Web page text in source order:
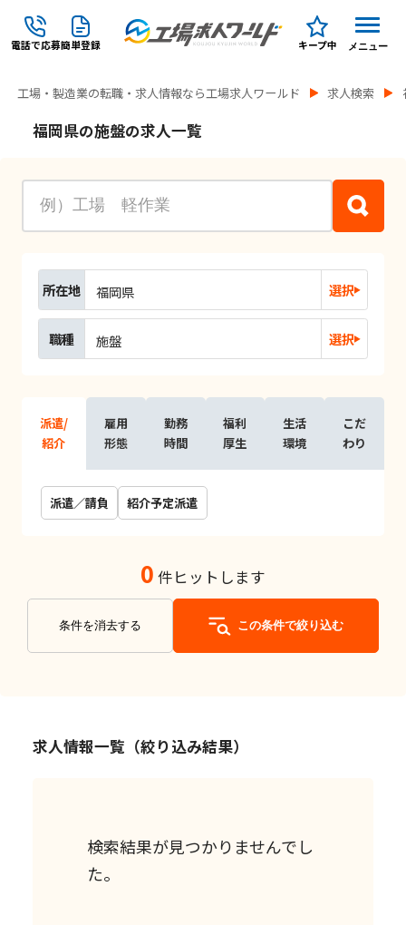
電話で応募簡単登録 キープ中 メニュー
工場・製造業の転職・求人情報なら工場求人ワールド 求人検索
福岡県の施盤の求人一覧
所在地 福岡県 選択
職種 施盤 選択
派遣/
紹介
雇用
形態
勤務
時間
福利
厚生
生活
環境
こだ
わり
派遣／請負 紹介予定派遣
0 件ヒットします
条件を消去する この条件で絞り込む
求人情報一覧（絞り込み結果）
検索結果が見つかりませんでし
た。